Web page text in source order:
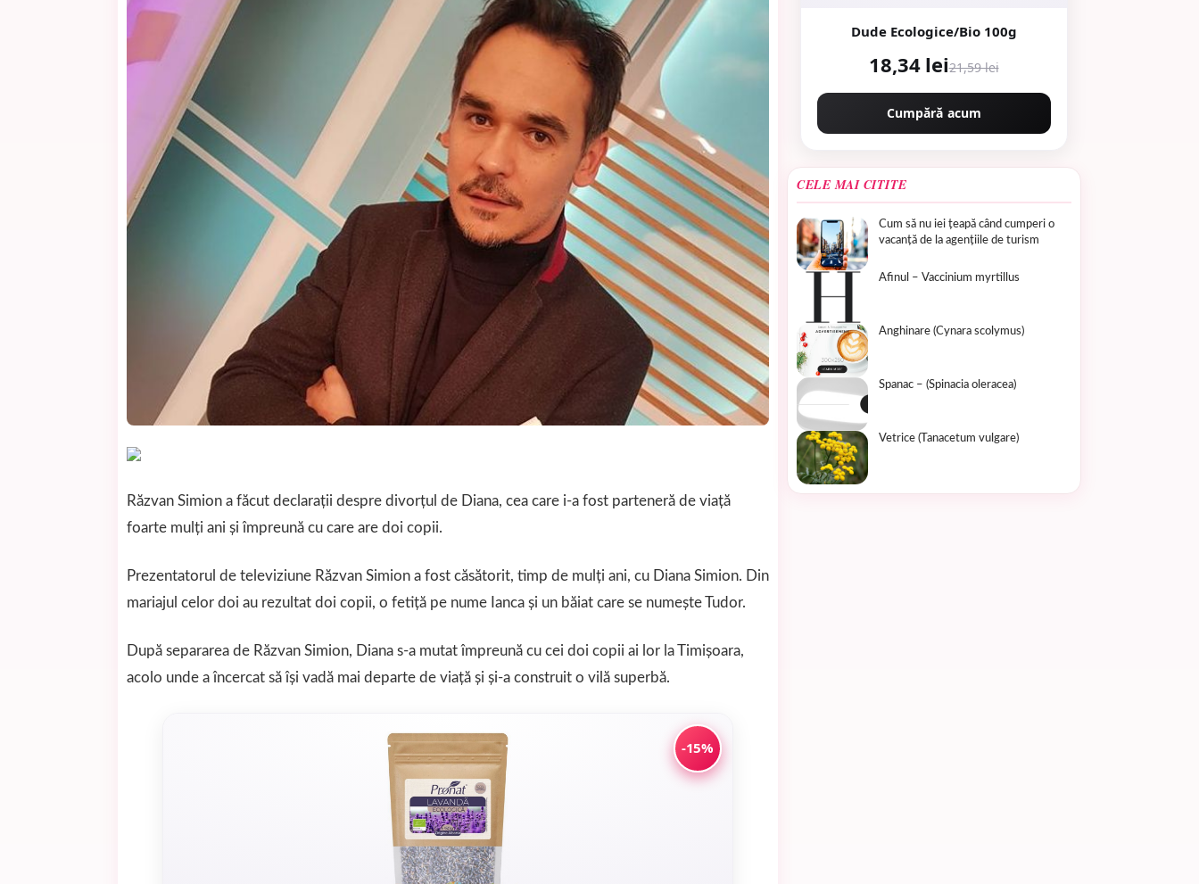
Răzvan Simion a făcut declarații despre divorțul de Diana, cea care i-a fost parteneră de viață
foarte mulți ani și împreună cu care are doi copii.
Prezentatorul de televiziune Răzvan Simion a fost căsătorit, timp de mulți ani, cu Diana Simion. Din
mariajul celor doi au rezultat doi copii, o fetiță pe nume Ianca și un băiat care se numește Tudor.
După separarea de Răzvan Simion, Diana s-a mutat împreună cu cei doi copii ai lor la Timișoara,
acolo unde a încercat să își vadă mai departe de viață și și-a construit o vilă superbă.
-15%
Dude Ecologice/Bio 100g
18,34 lei21,59 lei
Cumpără acum
CELE MAI CITITE
Cum să nu iei țeapă când cumperi o
vacanță de la agențiile de turism
Afinul – Vaccinium myrtillus
Anghinare (Cynara scolymus)
Spanac – (Spinacia oleracea)
Vetrice (Tanacetum vulgare)